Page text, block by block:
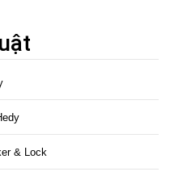
& Lock